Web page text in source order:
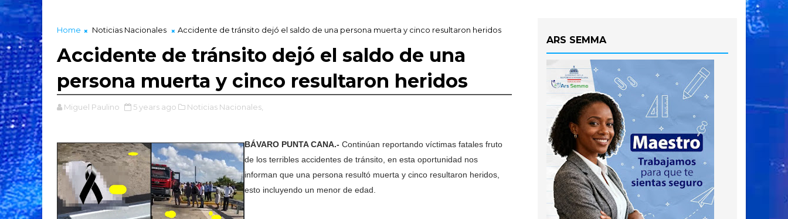
Home Noticias Nacionales Accidente de tránsito dejó el saldo de una persona muerta y cinco resultaron heridos
Accidente de tránsito dejó el saldo de una
persona muerta y cinco resultaron heridos
Miguel Paulino 5 years ago Noticias Nacionales,
BÁVARO PUNTA CANA.- Continúan reportando víctimas fatales fruto
de los terribles accidentes de tránsito, en esta oportunidad nos
informan que una persona resultó muerta y cinco resultaron heridos,
esto incluyendo un menor de edad.
ARS SEMMA